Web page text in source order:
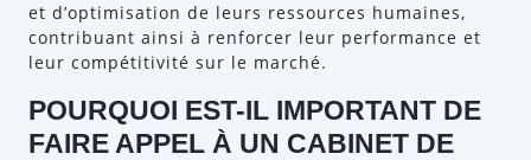
et d’optimisation de leurs ressources humaines,
contribuant ainsi à renforcer leur performance et
leur compétitivité sur le marché.
POURQUOI EST-IL IMPORTANT DE
FAIRE APPEL À UN CABINET DE